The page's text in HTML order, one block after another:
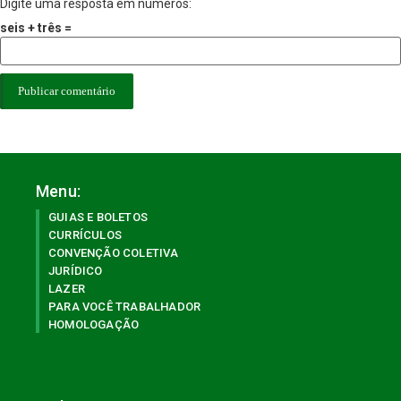
Digite uma resposta em números:
seis + três =
Menu:
GUIAS E BOLETOS
CURRÍCULOS
CONVENÇÃO COLETIVA
JURÍDICO
LAZER
PARA VOCÊ TRABALHADOR
HOMOLOGAÇÃO